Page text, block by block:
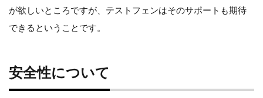
が欲しいところですが、テストフェンはそのサポートも期待
できるということです。
安全性について